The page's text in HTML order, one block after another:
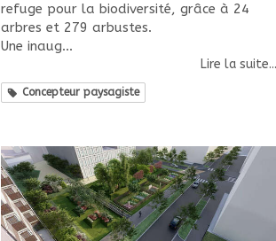
refuge pour la biodiversité, grâce à 24
arbres et 279 arbustes.
Une inaug...
Lire la suite...
Concepteur paysagiste